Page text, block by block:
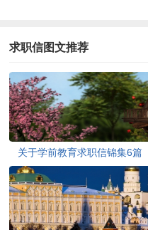
求职信图文推荐
关于学前教育求职信锦集6篇